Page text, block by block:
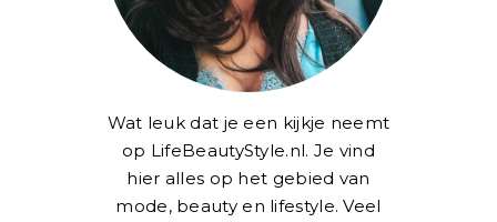
Wat leuk dat je een kijkje neemt
op LifeBeautyStyle.nl. Je vind
hier alles op het gebied van
mode, beauty en lifestyle. Veel